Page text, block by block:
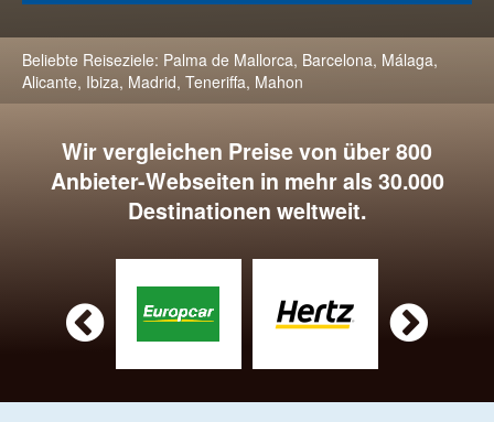
Beliebte Reiseziele: Palma de Mallorca, Barcelona, Málaga,
Alicante, Ibiza, Madrid, Teneriffa, Mahon
Wir vergleichen Preise von über 800
Anbieter-Webseiten in mehr als 30.000
Destinationen weltweit.
 